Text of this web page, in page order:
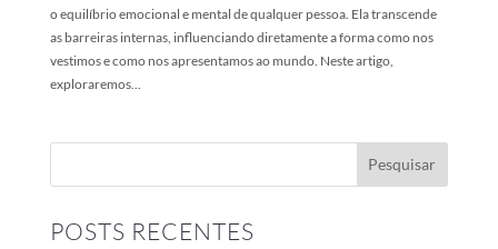
o equilíbrio emocional e mental de qualquer pessoa. Ela transcende
as barreiras internas, influenciando diretamente a forma como nos
vestimos e como nos apresentamos ao mundo. Neste artigo,
exploraremos...
POSTS RECENTES